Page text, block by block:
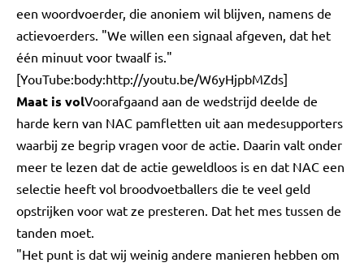
een woordvoerder, die anoniem wil blijven, namens de
actievoerders. "We willen een signaal afgeven, dat het
één minuut voor twaalf is."
[YouTube:body:http://youtu.be/W6yHjpbMZds]
Maat is volVoorafgaand aan de wedstrijd deelde de
harde kern van NAC pamfletten uit aan medesupporters
waarbij ze begrip vragen voor de actie. Daarin valt onder
meer te lezen dat de actie geweldloos is en dat NAC een
selectie heeft vol broodvoetballers die te veel geld
opstrijken voor wat ze presteren. Dat het mes tussen de
tanden moet.
"Het punt is dat wij weinig andere manieren hebben om